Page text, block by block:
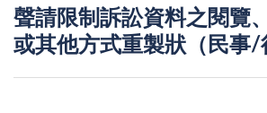
聲請限制訴訟資料之閱覽
或其他方式重製狀（民事/